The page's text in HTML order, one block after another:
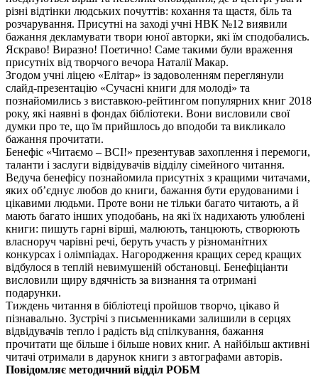
різні відтінки людських почуттів: кохання та щастя, біль та
розчарування. Присутні на заході учні НВК №12 виявили
бажання декламувати твори юної авторки, які їм сподобались.
Яскраво! Виразно! Поетично! Саме такими були враження
присутніх від творчого вечора Наталії Макар.
Згодом учні ліцею «Елітар» із задоволенням переглянули
слайд-презентацію «Сучасні книги для молоді» та
познайомились з виставкою-рейтингом популярних книг 2018
року, які наявні в фондах бібліотеки. Вони висловили свої
думки про те, що їм прийшлось до вподоби та викликало
бажання прочитати.
Бенефіс «Читаємо – ВСІ!» презентував захоплення і перемоги,
таланти і заслуги відвідувачів відділу сімейного читання.
Ведуча бенефісу познайомила присутніх з кращими читачами,
яких об’єднує любов до книги, бажання бути ерудованими і
цікавими людьми. Проте вони не тільки багато читають, а й
мають багато інших уподобань, на які їх надихають улюблені
книги: пишуть гарні вірші, малюють, танцюють, створюють
власноруч чарівні речі, беруть участь у різноманітних
конкурсах і олімпіадах. Нагородження кращих серед кращих
відбулося в теплій невимушеній обстановці. Бенефіціанти
висловили щиру вдячність за визнання та отримані
подарунки.
Тиждень читання в бібліотеці пройшов творчо, цікаво й
пізнавально. Зустрічі з письменниками залишили в серцях
відвідувачів тепло і радість від спілкування, бажання
прочитати ще більше і більше нових книг. А найбільш активні
читачі отримали в дарунок книги з автографами авторів.
Повідомляє методичний відділ РОБМ